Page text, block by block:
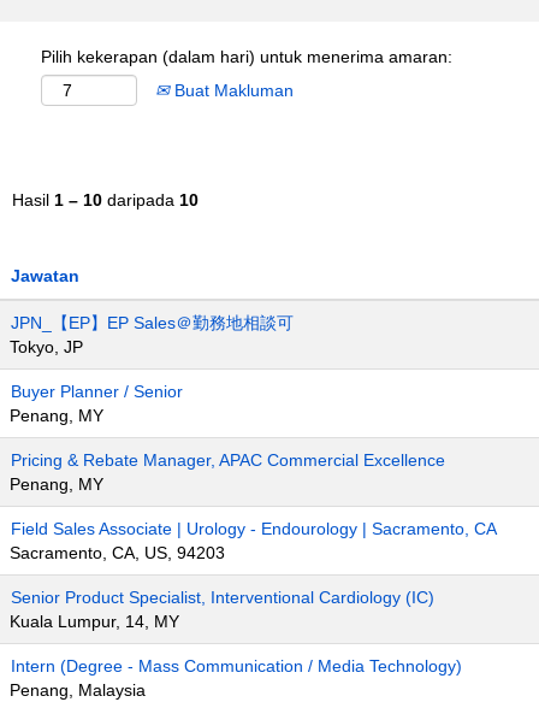
Pilih kekerapan (dalam hari) untuk menerima amaran:
Buat Makluman
Hasil 1 – 10 daripada 10
Jawatan
JPN_【EP】EP Sales＠勤務地相談可
Tokyo, JP
Buyer Planner / Senior
Penang, MY
Pricing & Rebate Manager, APAC Commercial Excellence
Penang, MY
Field Sales Associate | Urology - Endourology | Sacramento, CA
Sacramento, CA, US, 94203
Senior Product Specialist, Interventional Cardiology (IC)
Kuala Lumpur, 14, MY
Intern (Degree - Mass Communication / Media Technology)
Penang, Malaysia